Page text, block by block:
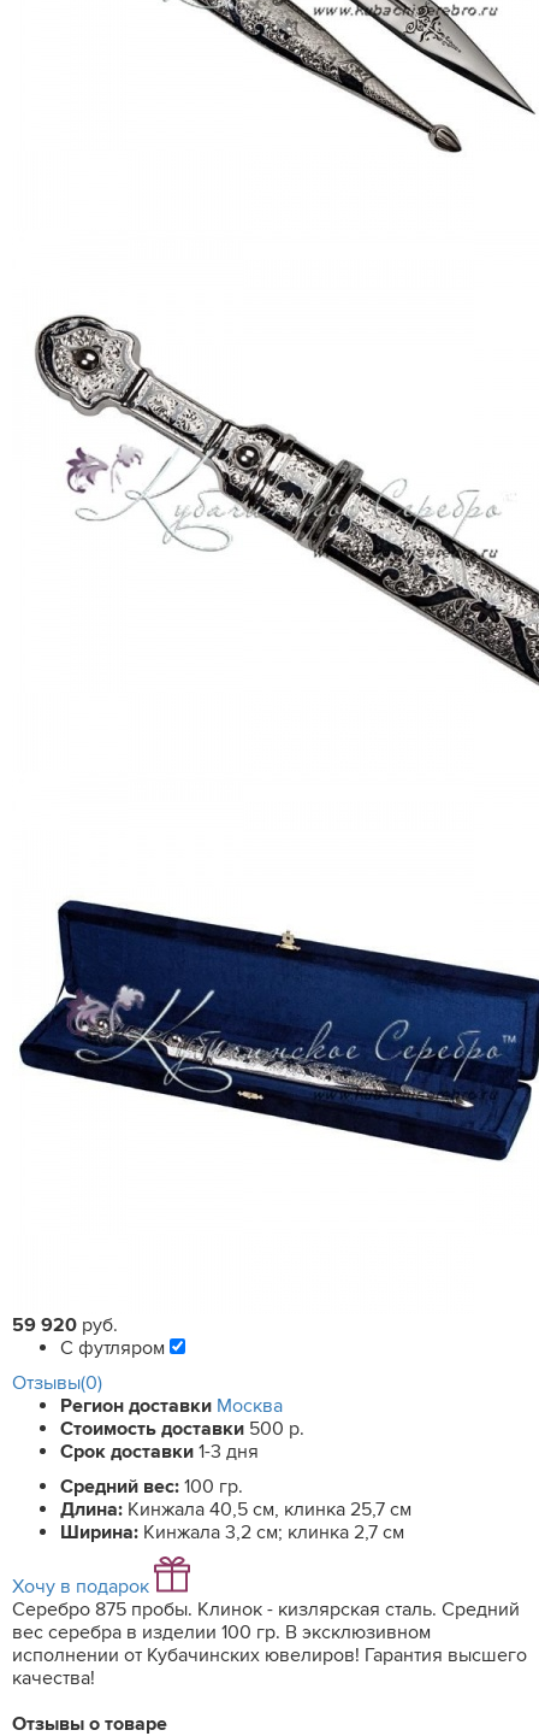
59 920 руб.
С футляром
Отзывы(0)
Регион доставки Москва
Стоимость доставки 500 р.
Срок доставки 1-3 дня
Средний вес: 100 гр.
Длина: Кинжала 40,5 см, клинка 25,7 см
Ширина: Кинжала 3,2 см; клинка 2,7 см
Хочу в подарок
Серебро 875 пробы. Клинок - кизлярская сталь. Средний
вес серебра в изделии 100 гр. В эксклюзивном
исполнении от Кубачинских ювелиров! Гарантия высшего
качества!
Отзывы о товаре